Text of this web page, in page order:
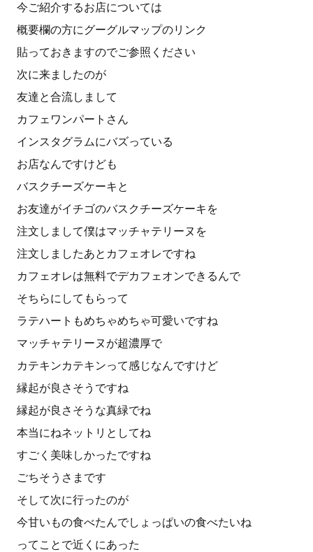
今ご紹介するお店については
概要欄の方にグーグルマップのリンク
貼っておきますのでご参照ください
次に来ましたのが
友達と合流しまして
カフェワンパートさん
インスタグラムにバズっている
お店なんですけども
バスクチーズケーキと
お友達がイチゴのバスクチーズケーキを
注文しまして僕はマッチャテリーヌを
注文しましたあとカフェオレですね
カフェオレは無料でデカフェオンできるんで
そちらにしてもらって
ラテハートもめちゃめちゃ可愛いですね
マッチャテリーヌが超濃厚で
カテキンカテキンって感じなんですけど
縁起が良さそうですね
縁起が良さそうな真緑でね
本当にねネットリとしてね
すごく美味しかったですね
ごちそうさまです
そして次に行ったのが
今甘いもの食べたんでしょっぱいの食べたいね
ってことで近くにあった